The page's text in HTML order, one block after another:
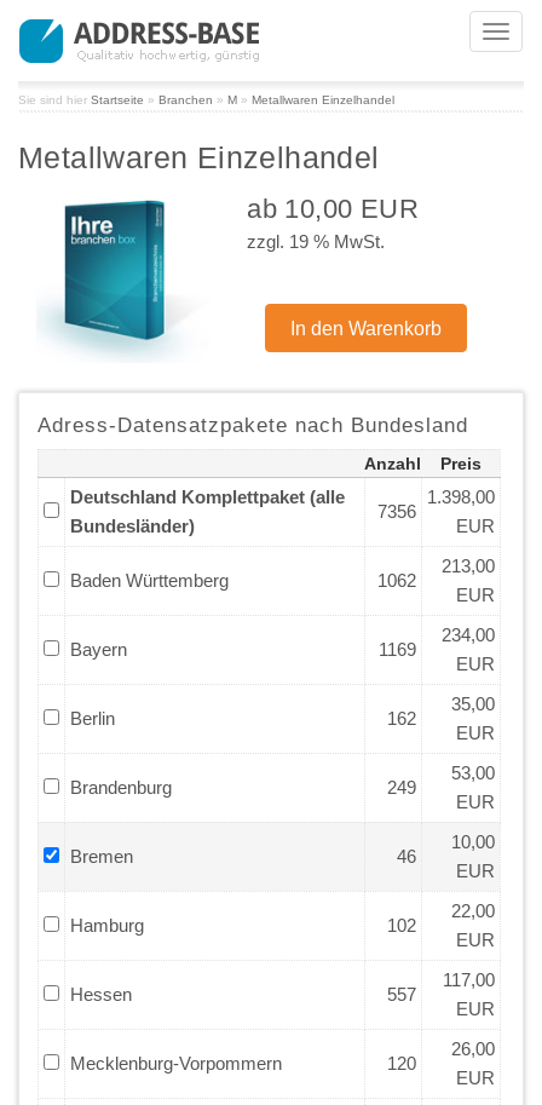
Sie sind hier Startseite » Branchen » M » Metallwaren Einzelhandel
Metallwaren Einzelhandel
ab 10,00 EUR
zzgl. 19 % MwSt.
Adress-Datensatzpakete nach Bundesland
Anzahl Preis
Deutschland Komplettpaket (alle
Bundesländer)
7356
1.398,00
EUR
Baden Württemberg 1062
213,00
EUR
Bayern 1169
234,00
EUR
Berlin 162
35,00
EUR
Brandenburg 249
53,00
EUR
Bremen 46
10,00
EUR
Hamburg 102
22,00
EUR
Hessen 557
117,00
EUR
Mecklenburg-Vorpommern 120
26,00
EUR